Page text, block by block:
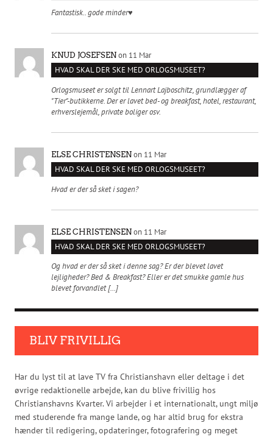
Fantastisk.. gode minder♥️
KNUD JOSEFSEN on 11 Mar
HVAD SKAL DER SKE MED ORLOGSMUSEET?
Orlogsmuseet er solgt til Lennart Lajboschitz, grundlægger af
"Tier"-butikkerne. Der er lavet bed- og breakfast, hotel, restaurant,
erhverslejemål, private boliger osv.
ELSE CHRISTENSEN on 11 Mar
HVAD SKAL DER SKE MED ORLOGSMUSEET?
Hvad er der så sket i sagen?
ELSE CHRISTENSEN on 11 Mar
HVAD SKAL DER SKE MED ORLOGSMUSEET?
Og hvad er der så sket i denne sag? Er der blevet lavet
lejligheder? Bed & Breakfast? Eller er det smukke gamle hus
blevet forvandlet […]
BLIV FRIVILLIG
Har du lyst til at lave TV fra Christianshavn eller deltage i det
øvrige redaktionelle arbejde, kan du blive frivillig hos
Christianshavns Kvarter. Vi arbejder i et internationalt, ungt miljø
med studerende fra mange lande, og har altid brug for ekstra
hænder til redigering, opdateringer, fotografering og meget